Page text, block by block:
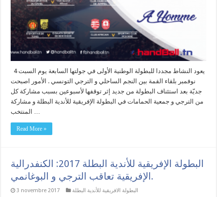
نوفمبر بلقاء القمة بين النجم الساحلي و الترجي التونسي . الأمور اصبحت
جديّة بعد استئناف البطولة من جديد إثر توقفها لأسبوعين بسبب مشاركة كل
من الترجي و جمعية الحمامات في البطولة الإفريقية للأندية البطلة و مشاركة
Read More »
البطولة الإفريقية للأندية البطلة 2017: الكنفدرالية
الإفريقية تعاقب الترجي و البوغانمي.
3 novembre 2017 البطولة الافريقية للأندية البطلة